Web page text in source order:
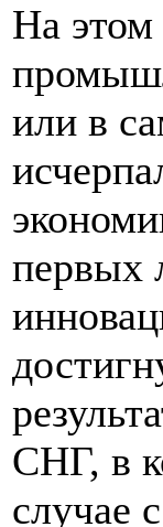
На этом
или в
первых
СНГ, в
случае